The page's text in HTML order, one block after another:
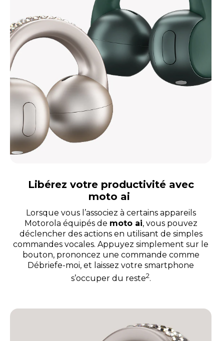
Libérez votre productivité avec
moto ai
Lorsque vous l’associez à certains appareils
Motorola équipés de moto ai, vous pouvez
déclencher des actions en utilisant de simples
commandes vocales. Appuyez simplement sur le
bouton, prononcez une commande comme
Débriefe-moi, et laissez votre smartphone
s’occuper du reste2.